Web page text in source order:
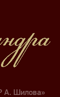
А. Шилова»